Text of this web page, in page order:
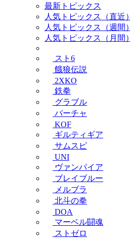
最新トピックス
人気トピックス（直近）
人気トピックス（週間）
人気トピックス（月間）
スト6
餓狼伝説
2XKO
鉄拳
グラブル
バーチャ
KOF
ギルティギア
サムスピ
UNI
ヴァンパイア
ブレイブルー
メルブラ
北斗の拳
DOA
マーベル闘魂
ストゼロ